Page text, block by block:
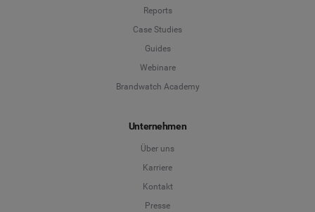
Reports
Case Studies
Guides
Webinare
Brandwatch Academy
Unternehmen
Über uns
Karriere
Kontakt
Presse